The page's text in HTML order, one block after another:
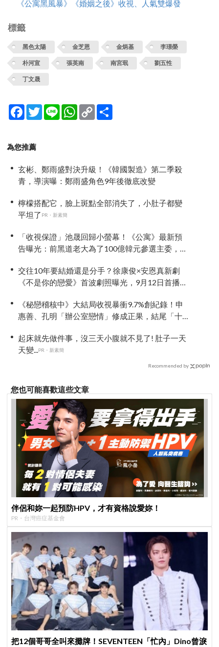
《公寓黑風暴》《婚姻之後》收視、人氣雙爆發
標籤
黑色太陽 金芝恩 金炳基 李璟榮
朴河宣 張英南 南宮珉 劉五性
丁文晟
Facebook
TwitterLine WhatsApp
Copy
Link
為您推薦
玄彬、鄭雨盛對決升級！《韓國製造》第二季殺
青，導演曝：鄭雨盛角色9年後徹底改變
檸檬搭配它，臉上斑點全部消失了，小肚子都變
平坦了 PR・新素簡
「收視保證」池晟回歸小螢幕！《公寓》最新預
告曝光：前黑道老大為了100億韓元參選主委，反
交往10年要結婚還是分手？徐康俊×安恩真新劇
《不是你的戀愛》首波劇照曝光，9月12日首播引
《秘戀稽核中》大結局收視暴衝9.7%創紀錄！申
惠善、孔明「辦公室戀情」修成正果，結尾「十
起床就先做件事，沒三天小腹就不見了! 肚子一天
天變...PR・新素簡
Recommended by
您也可能喜歡這些文章
伴侶和妳一起預防HPV，才有資格說愛妳！
PR・台灣癌症基金會
把12個哥哥全叫來攤牌！SEVENTEEN「忙內」Dino曾淚